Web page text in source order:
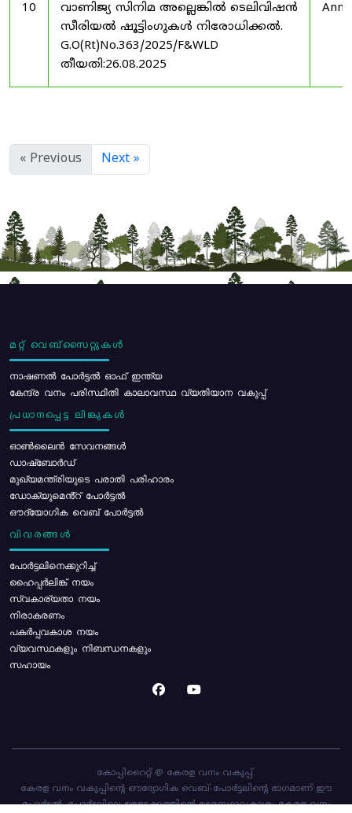
10
വാണിജ്യ സിനിമ അല്ലെങ്കിൽ ടെലിവിഷൻ
സീരിയൽ ഷൂട്ടിംഗുകൾ നിരോധിക്കൽ.
G.O(Rt)No.363/2025/F&WLD
തീയതി:26.08.2025
« Previous Next »
മറ്റ് വെബ്സൈറ്റുകൾ
നാഷണൽ പോർട്ടൽ ഓഫ് ഇന്ത്യ
കേന്ദ്ര വനം പരിസ്ഥിതി കാലാവസ്ഥ വ്യതിയാന വകുപ്പ്
പ്രധാനപ്പെട്ട ലിങ്കുകൾ
ഓൺലൈൻ സേവനങ്ങൾ
ഡാഷ്ബോർഡ്
മുഖ്യമന്ത്രിയുടെ പരാതി പരിഹാരം
ഡോക്യുമെൻ്റ് പോർട്ടൽ
ഔദ്യോഗിക വെബ് പോർട്ടൽ
വിവരങ്ങൾ
പോര്‍ട്ടലിനെക്കുറിച്ച്
ഹൈപ്പർലിങ്ക് നയം
സ്വകാര്യതാ നയം
നിരാകരണം
പകർപ്പവകാശ നയം
വ്യവസ്ഥകളും നിബന്ധനകളും
സഹായം
കോപ്പിറൈറ്റ് @ കേരള വനം വകുപ്പ്.
കേരള വനം വകുപ്പിന്റെ ഔദ്യോഗിക വെബ്-പോർട്ടലിന്റെ ഭാഗമാണ് ഈ
പോർട്ടൽ. പോർട്ടലിലെ ഉള്ളടക്കത്തിന്റെ ഉടമസ്ഥാവകാശം കേരള വനം